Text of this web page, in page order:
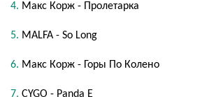
Макс Корж - Пролетарка
MALFA - So Long
Макс Корж - Горы По Колено
CYGO - Panda E